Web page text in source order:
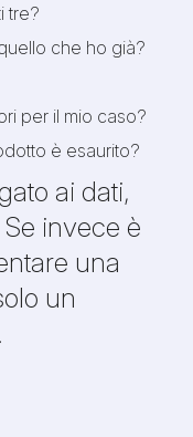
tre?
che ho già?
per il mio caso?
è esaurito?
ai dati,
invece è
una
un